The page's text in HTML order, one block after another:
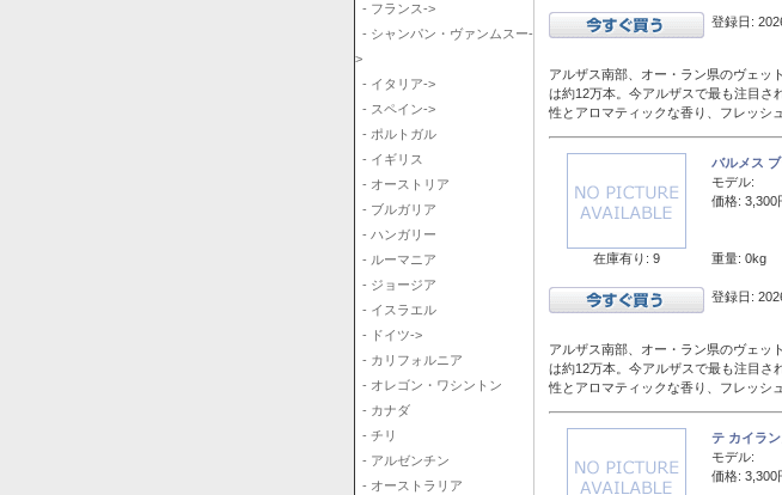
- フランス->
- シャンパン・ヴァンムスー-
>
- イタリア->
- スペイン->
- ポルトガル
- イギリス
- オーストリア
- ブルガリア
- ハンガリー
- ルーマニア
- ジョージア
- イスラエル
- ドイツ->
- カリフォルニア
- オレゴン・ワシントン
- カナダ
- チリ
- アルゼンチン
- オーストラリア
登録日:
アルザス南部、オー・ラン県のヴェッ
は約12万本。今アルザスで最も注目さ
性とアロマティックな香り、フレッシ
在庫有り: 9
バルメス
モデル:
価格: 3,300
重量: 0kg
登録日:
アルザス南部、オー・ラン県のヴェッ
は約12万本。今アルザスで最も注目さ
性とアロマティックな香り、フレッシ
テ カイラ
モデル:
価格: 3,300